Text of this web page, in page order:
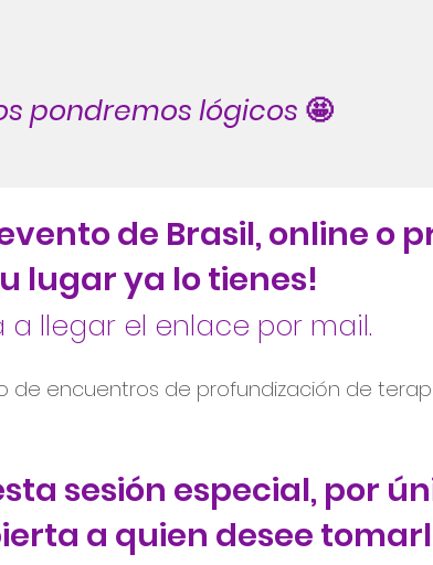
pondremos lógicos 🤩
de Brasil, online o
lugar ya lo tienes!
a llegar el enlace por mail.
de encuentros de profundización de
sesión especial, por
a quien desee